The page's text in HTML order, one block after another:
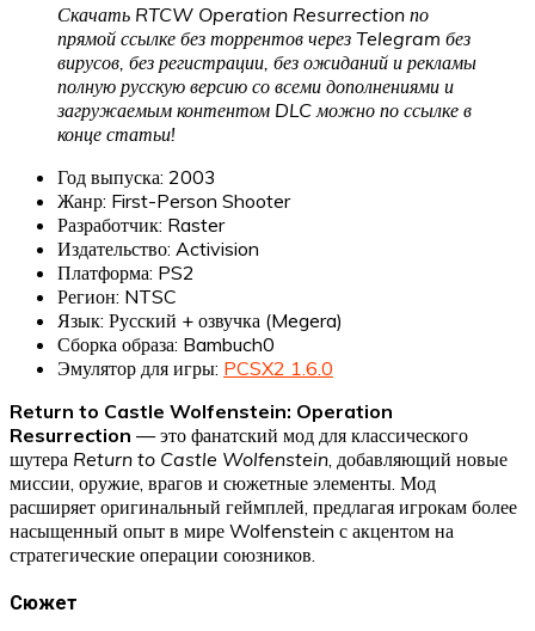
Скачать RTCW Operation Resurrection по
прямой ссылке без торрентов через Telegram без
вирусов, без регистрации, без ожиданий и рекламы
полную русскую версию со всеми дополнениями и
загружаемым контентом DLC можно по ссылке в
конце статьи!
Год выпуска: 2003
Жанр: First-Person Shooter
Разработчик: Raster
Издательство: Activision
Платформа: PS2
Регион: NTSC
Язык: Русский + озвучка (Megera)
Сборка образа: Bambuch0
Эмулятор для игры: PCSX2 1.6.0
Return to Castle Wolfenstein: Operation
Resurrection — это фанатский мод для классического
шутера Return to Castle Wolfenstein , добавляющий новые
миссии, оружие, врагов и сюжетные элементы. Мод
расширяет оригинальный геймплей, предлагая игрокам более
насыщенный опыт в мире Wolfenstein с акцентом на
стратегические операции союзников.
Сюжет